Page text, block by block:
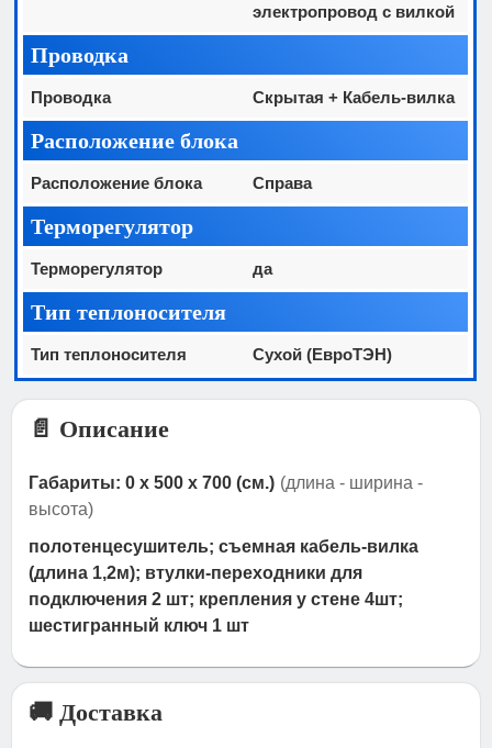
электропровод с вилкой
Проводка
Проводка Скрытая + Кабель-вилка
Расположение блока
Расположение блока Справа
Терморегулятор
Терморегулятор да
Тип теплоносителя
Тип теплоносителя Сухой (ЕвроТЭН)
📄 Описание
Габариты: 0 x 500 x 700 (см.) (длина - ширина -
высота)
полотенцесушитель; съемная кабель-вилка
(длина 1,2м); втулки-переходники для
подключения 2 шт; крепления у стене 4шт;
шестигранный ключ 1 шт
🚚 Доставка